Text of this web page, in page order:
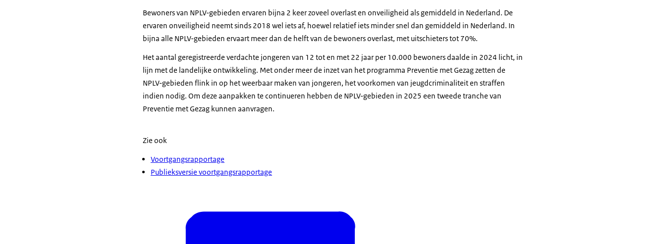
Bewoners van NPLV-gebieden ervaren bijna 2 keer zoveel overlast en onveiligheid als gemiddeld in Nederland. De
ervaren onveiligheid neemt sinds 2018 wel iets af, hoewel relatief iets minder snel dan gemiddeld in Nederland. In
bijna alle NPLV-gebieden ervaart meer dan de helft van de bewoners overlast, met uitschieters tot 70%.
Het aantal geregistreerde verdachte jongeren van 12 tot en met 22 jaar per 10.000 bewoners daalde in 2024 licht, in
lijn met de landelijke ontwikkeling. Met onder meer de inzet van het programma Preventie met Gezag zetten de
NPLV-gebieden flink in op het weerbaar maken van jongeren, het voorkomen van jeugdcriminaliteit en straffen
indien nodig. Om deze aanpakken te continueren hebben de NPLV-gebieden in 2025 een tweede tranche van
Preventie met Gezag kunnen aanvragen.
Zie ook
Voortgangsrapportage
Publieksversie voortgangsrapportage